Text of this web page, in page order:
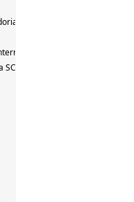
de Controle Interno